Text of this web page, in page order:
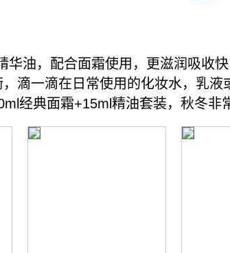
油，配合面霜使用，更滋润吸收
滴一滴在日常使用的化妆水，乳
经典面霜+15ml精油套装，秋冬非